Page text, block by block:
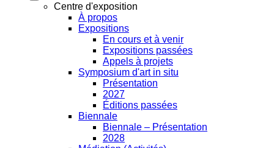
Centre d'exposition
À propos
Expositions
En cours et à venir
Expositions passées
Appels à projets
Symposium d'art in situ
Présentation
2027
Éditions passées
Biennale
Biennale – Présentation
2028